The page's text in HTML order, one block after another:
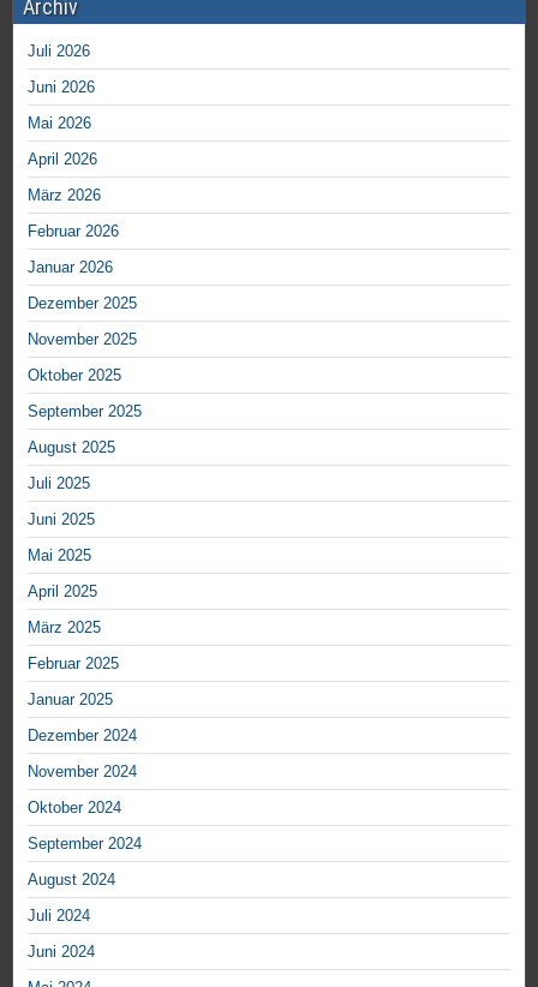
Archiv
Juli 2026
Juni 2026
Mai 2026
April 2026
März 2026
Februar 2026
Januar 2026
Dezember 2025
November 2025
Oktober 2025
September 2025
August 2025
Juli 2025
Juni 2025
Mai 2025
April 2025
März 2025
Februar 2025
Januar 2025
Dezember 2024
November 2024
Oktober 2024
September 2024
August 2024
Juli 2024
Juni 2024